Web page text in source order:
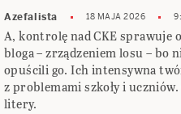
Azefalista 18 MAJA 2026
A, kontrolę nad CKE sprawuje
bloga – zrządzeniem losu – bo
opuścili go. Ich intensywna
z problemami szkoły i
litery.